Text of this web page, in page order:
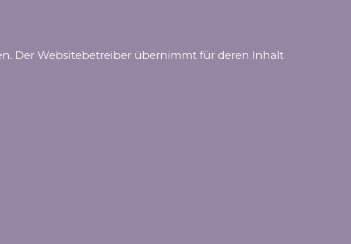
Der Websitebetreiber übernimmt für deren Inhalt